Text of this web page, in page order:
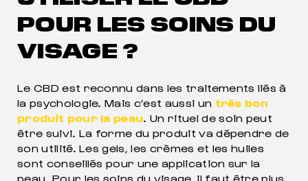
POUR LES SOINS DU
VISAGE ?
Le CBD est reconnu dans les traitements liés à
la psychologie. Mais c’est aussi un très bon
produit pour la peau . Un rituel de soin peut
être suivi. La forme du produit va dépendre de
son utilité. Les gels, les crèmes et les huiles
sont conseillés pour une application sur la
peau. Pour les soins du visage, il faut être plus